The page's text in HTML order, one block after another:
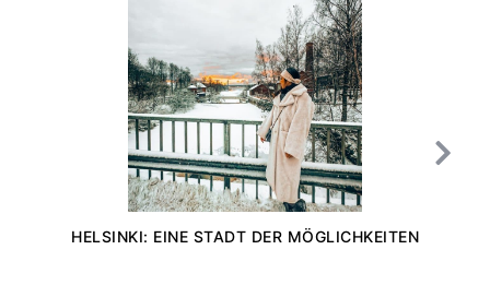
HELSINKI: EINE STADT DER MÖGLICHKEITEN